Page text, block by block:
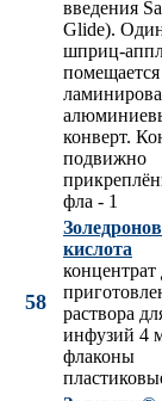
введения
Glide).
шприц-
помещается
конверт.
подвижно
фла - 1
58
кислота
концентрат
раствора
инфузий 4
флаконы